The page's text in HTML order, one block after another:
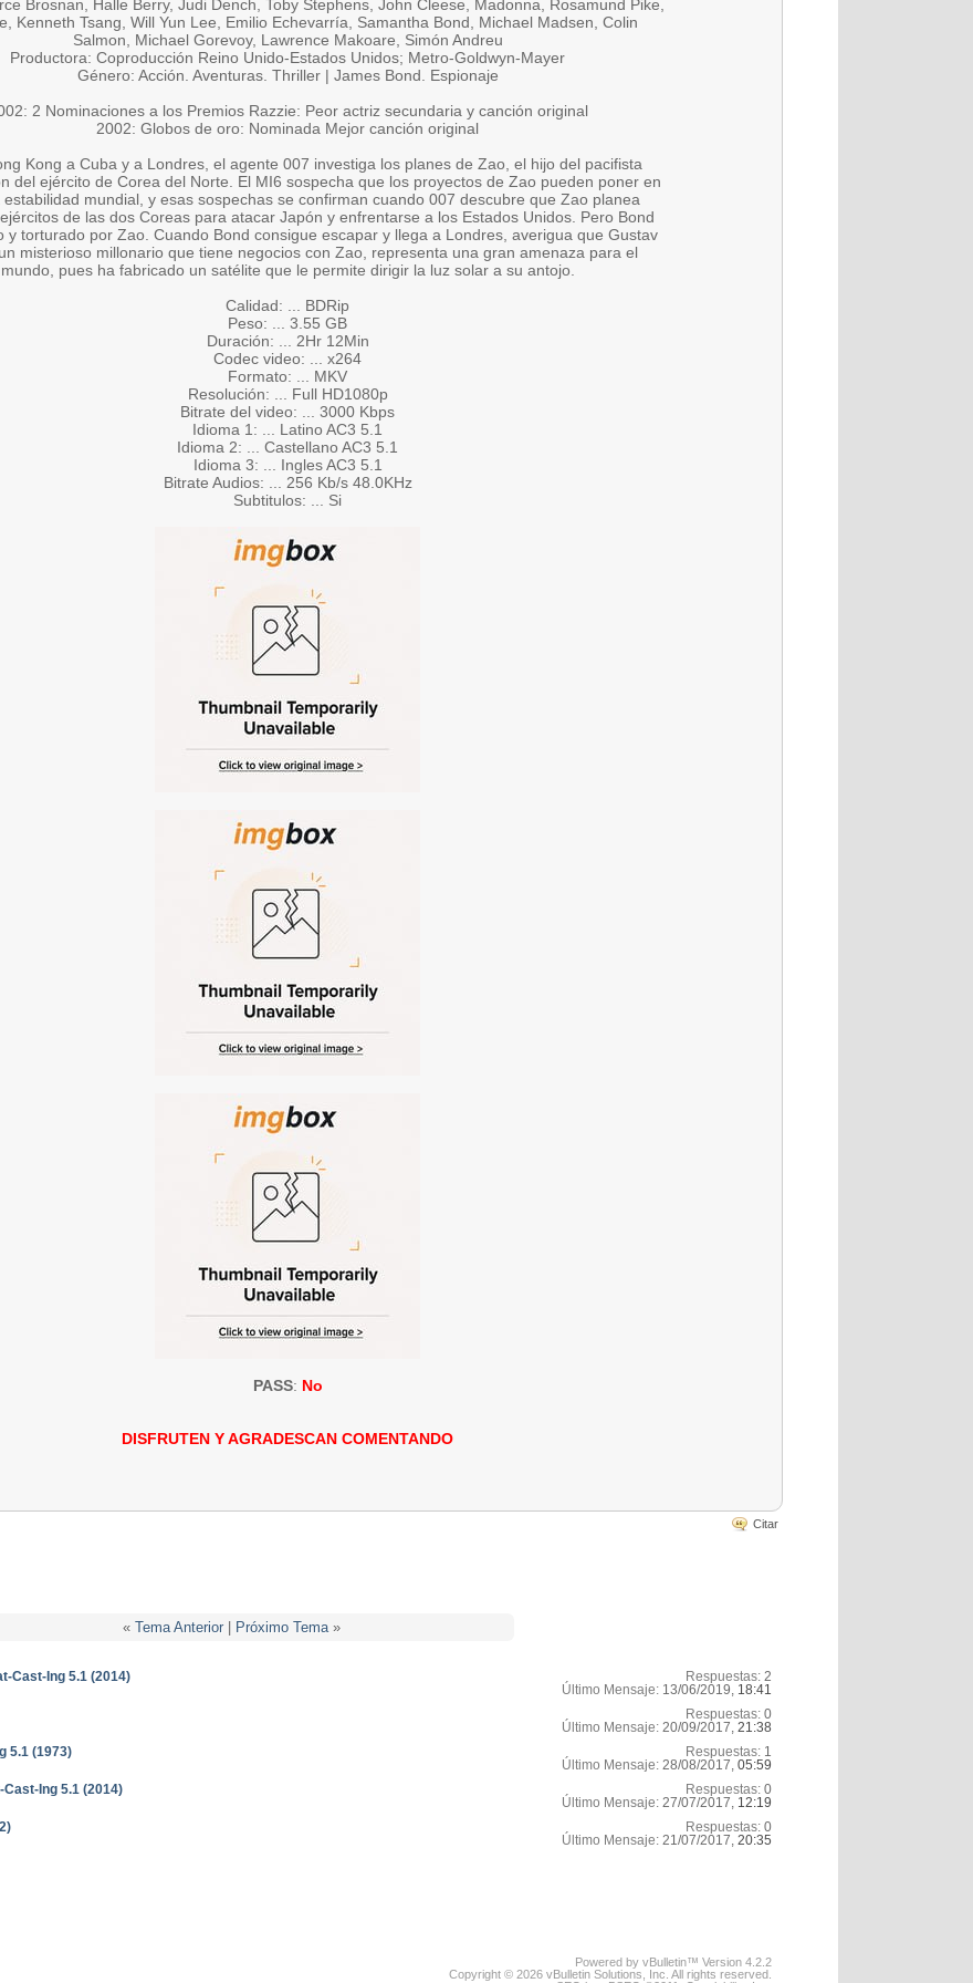
Brosnan, Halle Berry, Judi Dench, Toby Stephens, John Cleese, Madonna, Rosamund Pike,
Kenneth Tsang, Will Yun Lee, Emilio Echevarría, Samantha Bond, Michael Madsen, Colin
Salmon, Michael Gorevoy, Lawrence Makoare, Simón Andreu
Productora: Coproducción Reino Unido-Estados Unidos; Metro-Goldwyn-Mayer
Género: Acción. Aventuras. Thriller | James Bond. Espionaje
2 Nominaciones a los Premios Razzie: Peor actriz secundaria y canción original
2002: Globos de oro: Nominada Mejor canción original
Kong a Cuba y a Londres, el agente 007 investiga los planes de Zao, el hijo del pacifista
del ejército de Corea del Norte. El MI6 sospecha que los proyectos de Zao pueden poner en
estabilidad mundial, y esas sospechas se confirman cuando 007 descubre que Zao planea
de las dos Coreas para atacar Japón y enfrentarse a los Estados Unidos. Pero Bond
y torturado por Zao. Cuando Bond consigue escapar y llega a Londres, averigua que Gustav
misterioso millonario que tiene negocios con Zao, representa una gran amenaza para el
mundo, pues ha fabricado un satélite que le permite dirigir la luz solar a su antojo.
Calidad: ... BDRip
Peso: ... 3.55 GB
Duración: ... 2Hr 12Min
Codec video: ... x264
Formato: ... MKV
Resolución: ... Full HD1080p
Bitrate del video: ... 3000 Kbps
Idioma 1: ... Latino AC3 5.1
Idioma 2: ... Castellano AC3 5.1
Idioma 3: ... Ingles AC3 5.1
Bitrate Audios: ... 256 Kb/s 48.0KHz
Subtitulos: ... Si
PASS: No
DISFRUTEN Y AGRADESCAN COMENTANDO
Citar
« Tema Anterior| Próximo Tema »
Cast-Ing 5.1 (2014)
Respuestas: 2
Último Mensaje: 13/06/2019, 18:41
Respuestas: 0
Último Mensaje: 20/09/2017, 21:38
5.1 (1973)
Respuestas: 1
Último Mensaje: 28/08/2017, 05:59
Ing 5.1 (2014)
Respuestas: 0
Último Mensaje: 27/07/2017, 12:19
Respuestas: 0
Último Mensaje: 21/07/2017, 20:35
Powered by vBulletin™ Version 4.2.2
Copyright © 2026 vBulletin Solutions, Inc. All rights reserved.